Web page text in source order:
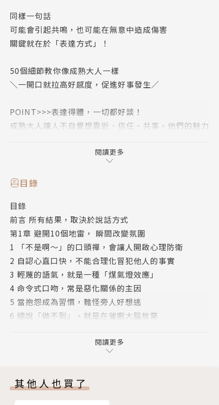
同樣一句話
可能會引起共鳴，也可能在無意中造成傷害
關鍵就在於「表達方式」！
50個細節教你像成熟大人一樣
＼一開口就拉高好感度，促進好事發生／
POINT>>>表達得體，一切都好談！
成熟大人讓人不自覺想靠近、信任、共事，他們的魅力
是技巧，更是可以練習出來的「態度」，跟著本書一起
強化溝通力，試著做出小小的改變，就能看到關係大大
提升，推動事情往好的方向進行！
1. 避開10個地雷，瞬間改變氛圍
你是否曾因無心的一句話而被誤解，進而影響工作或家
庭的關係？話語會形成極具感染力的氛圍，而氛圍又會
影響一件事情的發展。如果你感覺一手好牌似乎越打越
差，可能就是踩到了這些溝通地雷：
NG：不當的口頭禪
→沒等對方說完就急著表態：「不是啊～」，只會讓人
豎起心理防衛。
NG：負能量爆棚
禮的事實。
閱讀更多
目錄
目錄
前言 所有結果，取決於說話方式
第1章 避開10個地雷， 瞬間改變氛圍
1 「不是啊～」的口頭禪，會讓人開啟心理防衛
2 自認心直口快，不能合理化冒犯他人的事實
3 輕蔑的語氣，就是一種「煤氣燈效應」
4 命令式口吻，常是惡化關係的主因
5 當抱怨成為習慣，難怪旁人好想逃
6 總說「做不到」，就是在催眠大腦放棄
8 光是羨慕嫉妒，只會陷入更深的挫折
9 越說消極的話，就越會提不起勁
第2章 刻意練習10件事， 讓連結形成深度關係
閱讀更多
其他人也買了